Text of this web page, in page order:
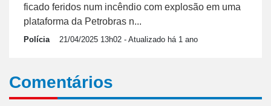
ficado feridos num incêndio com explosão em uma
plataforma da Petrobras n...
Polícia 21/04/2025 13h02 - Atualizado há 1 ano
Comentários